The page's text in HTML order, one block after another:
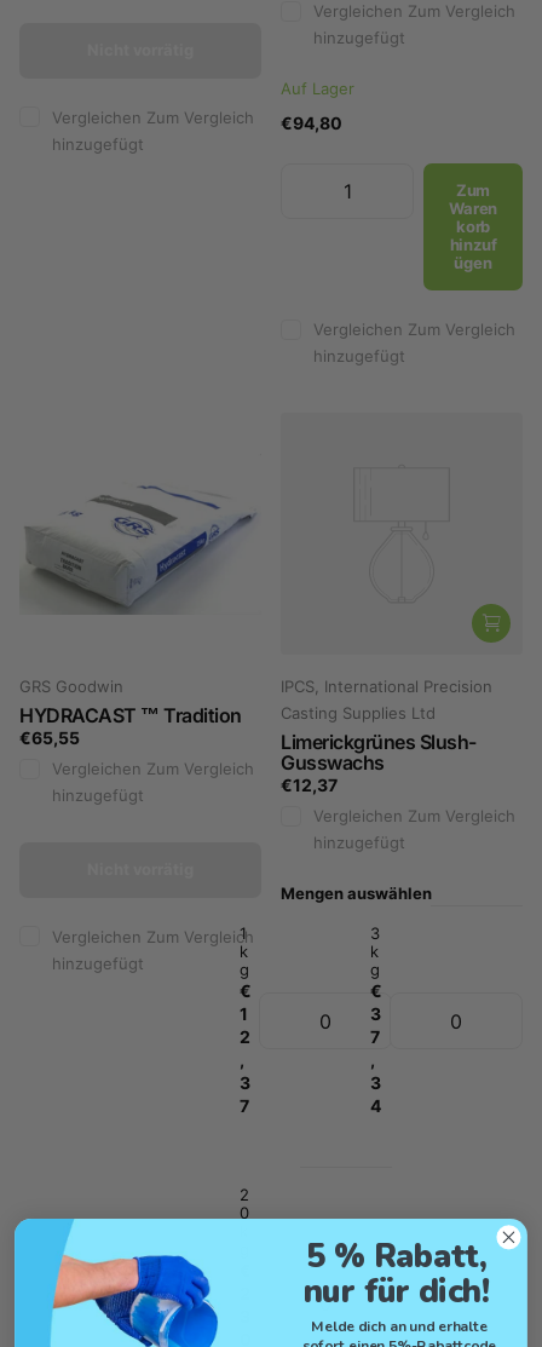
Vergleichen Zum Vergleich
hinzugefügt
Vergleichen Zum Vergleich
hinzugefügt
Auf Lager
€94,80
Zum
Waren
korb
hinzuf
ügen
Vergleichen Zum Vergleich
hinzugefügt
GRS Goodwin
HYDRACAST ™ Tradition
€65,55
Vergleichen Zum Vergleich
hinzugefügt
Vergleichen Zum Vergleich
hinzugefügt
IPCS, International Precision
Casting Supplies Ltd
Limerickgrünes Slush-
Gusswachs
€12,37
Vergleichen Zum Vergleich
hinzugefügt
Mengen auswählen
1
k
g
€
1
2
,
3
7
3
k
g
€
3
7
,
3
4
2
0
5 % Rabatt,
nur für dich!
Melde dich an und erhalte